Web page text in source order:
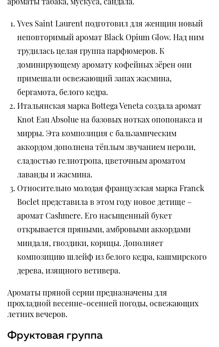
Yves Saint Laurent подготовил для женщин новый
неповторимый аромат Black Opium Glow. Над ним
трудилась целая группа парфюмеров. К
доминирующему аромату кофейных зёрен они
примешали освежающий запах жасмина,
бергамота, белого кедра.
Итальянская марка Bottega Veneta создала аромат
Knot Eau Absolue на базовых нотках опопонакса и
мирры. Эта композиция с бальзамическим
аккордом дополнена тёплым звучанием нероли,
сладостью гелиотропа, цветочным ароматом
лаванды и жасмина.
Относительно молодая французская марка Franck
Boclet представила в этом году новое детище –
аромат Cashmere. Его насыщенный букет
открывается пряными, амбровыми аккордами
миндаля, гвоздики, корицы. Дополняет
композицию шлейф из белого кедра, кашмирского
дерева, изящного ветивера.
Ароматы пряной серии предназначены для
прохладной весенне-осенней погоды, освежающих
летних вечеров.
Фруктовая группа